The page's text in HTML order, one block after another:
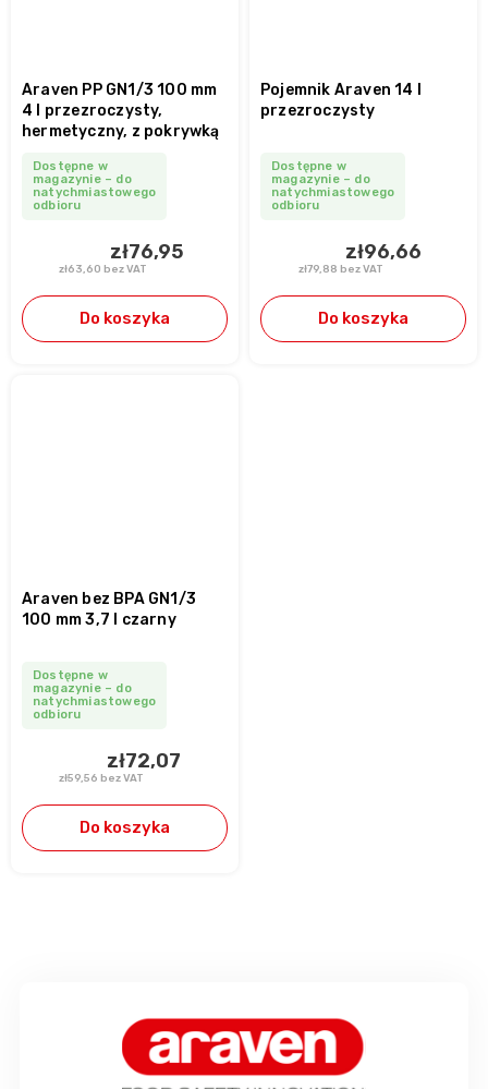
Araven PP GN1/3 100 mm
4 l przezroczysty,
hermetyczny, z pokrywką
Dostępne w
magazynie – do
natychmiastowego
odbioru
zł63,60 bez VAT
zł76,95
Do koszyka
Pojemnik Araven 14 l
przezroczysty
Dostępne w
magazynie – do
natychmiastowego
odbioru
zł79,88 bez VAT
zł96,66
Do koszyka
Araven bez BPA GN1/3
100 mm 3,7 l czarny
Dostępne w
magazynie – do
natychmiastowego
odbioru
zł59,56 bez VAT
zł72,07
Do koszyka